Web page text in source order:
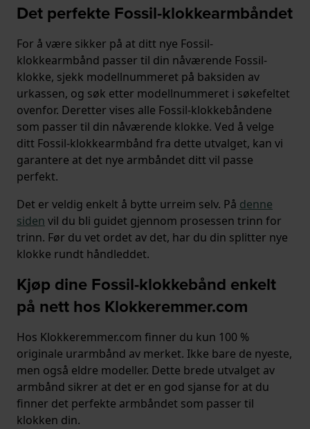
Det perfekte Fossil-klokkearmbåndet
For å være sikker på at ditt nye Fossil-
klokkearmbånd passer til din nåværende Fossil-
klokke, sjekk modellnummeret på baksiden av
urkassen, og søk etter modellnummeret i søkefeltet
ovenfor. Deretter vises alle Fossil-klokkebåndene
som passer til din nåværende klokke. Ved å velge
ditt Fossil-klokkearmbånd fra dette utvalget, kan vi
garantere at det nye armbåndet ditt vil passe
perfekt.
Det er veldig enkelt å bytte urreim selv. På denne
siden vil du bli guidet gjennom prosessen trinn for
trinn. Før du vet ordet av det, har du din splitter nye
klokke rundt håndleddet.
Kjøp dine Fossil-klokkebånd enkelt
på nett hos Klokkeremmer.com
Hos Klokkeremmer.com finner du kun 100 %
originale urarmbånd av merket. Ikke bare de nyeste,
men også eldre modeller. Dette brede utvalget av
armbånd sikrer at det er en god sjanse for at du
finner det perfekte armbåndet som passer til
klokken din.